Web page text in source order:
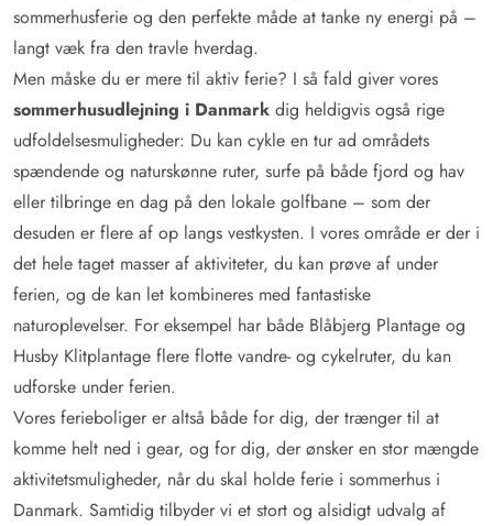
sommerhusferie og den perfekte måde at tanke ny energi på –
langt væk fra den travle hverdag.
Men måske du er mere til aktiv ferie? I så fald giver vores
sommerhusudlejning i Danmark dig heldigvis også rige
udfoldelsesmuligheder: Du kan cykle en tur ad områdets
spændende og naturskønne ruter, surfe på både fjord og hav
eller tilbringe en dag på den lokale golfbane – som der
desuden er flere af op langs vestkysten. I vores område er der i
det hele taget masser af aktiviteter, du kan prøve af under
ferien, og de kan let kombineres med fantastiske
naturoplevelser. For eksempel har både Blåbjerg Plantage og
Husby Klitplantage flere flotte vandre- og cykelruter, du kan
udforske under ferien.
Vores ferieboliger er altså både for dig, der trænger til at
komme helt ned i gear, og for dig, der ønsker en stor mængde
aktivitetsmuligheder, når du skal holde ferie i sommerhus i
Danmark. Samtidig tilbyder vi et stort og alsidigt udvalg af